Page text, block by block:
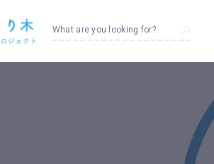
What are you looking for?